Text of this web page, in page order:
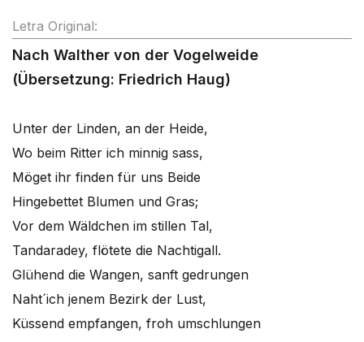
Letra Original:
Nach Walther von der Vogelweide
(Übersetzung: Friedrich Haug)
Unter der Linden, an der Heide,
Wo beim Ritter ich minnig sass,
Möget ihr finden für uns Beide
Hingebettet Blumen und Gras;
Vor dem Wäldchen im stillen Tal,
Tandaradey, flötete die Nachtigall.
Glühend die Wangen, sanft gedrungen
Naht´ich jenem Bezirk der Lust,
Küssend empfangen, froh umschlungen